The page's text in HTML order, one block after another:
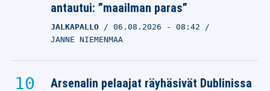
antautui: ”maailman paras”
JALKAPALLO 06.08.2026 - 08:42
JANNE NIEMENMAA
Arsenalin pelaajat räyhäsivät Dublinissa